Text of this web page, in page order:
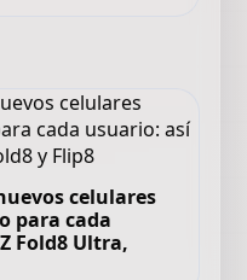
celulares
para cada
Fold8 Ultra,